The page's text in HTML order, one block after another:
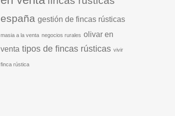
españa gestión de fincas rústicas
masia a la venta negocios rurales olivar en
venta tipos de fincas rústicas vivir
finca rústica